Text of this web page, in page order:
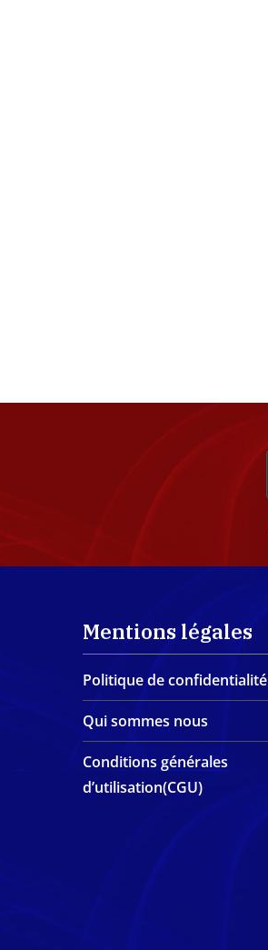
Mentions légales
Politique de confidentialité
Qui sommes nous
Conditions générales
d’utilisation(CGU)